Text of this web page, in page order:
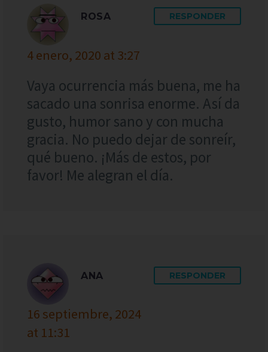
ROSA
4 enero, 2020 at 3:27
RESPONDER
Vaya ocurrencia más buena, me ha
sacado una sonrisa enorme. Así da
gusto, humor sano y con mucha
gracia. No puedo dejar de sonreír,
qué bueno. ¡Más de estos, por
favor! Me alegran el día.
ANA
16 septiembre, 2024
at 11:31
RESPONDER